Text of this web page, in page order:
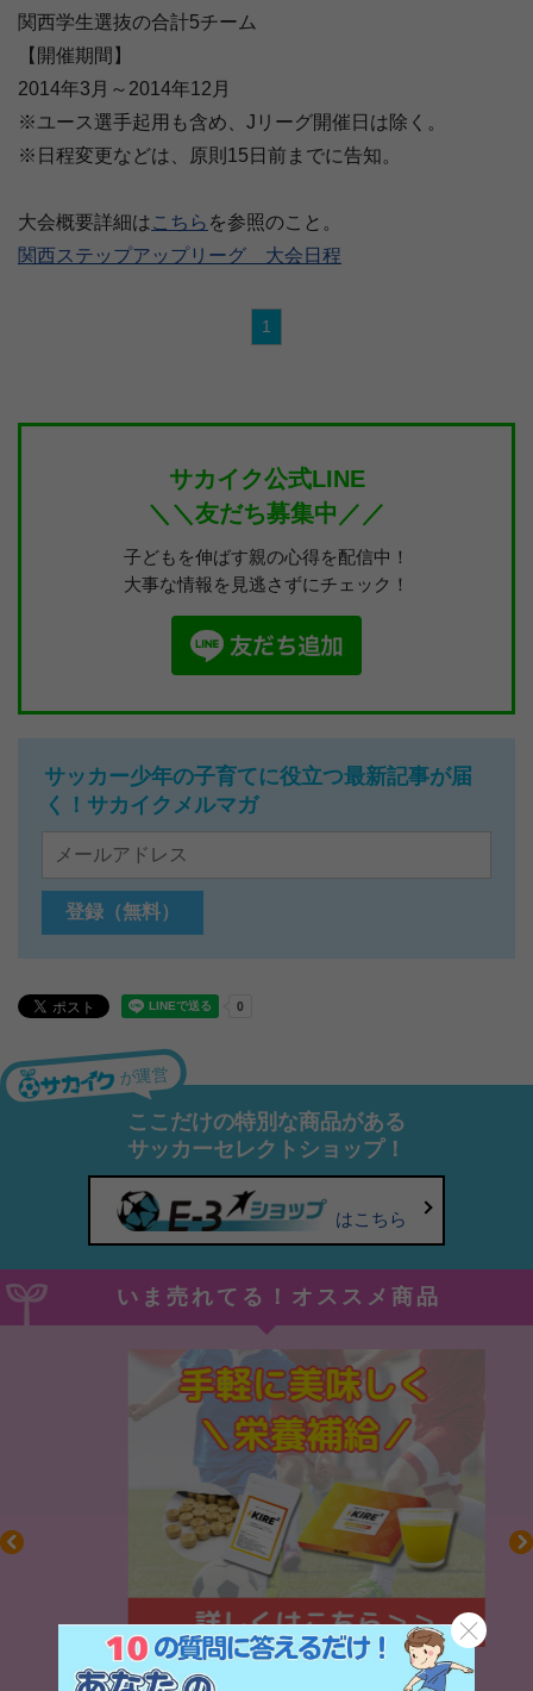
関西学生選抜の合計5チーム
【開催期間】
2014年3月～2014年12月
※ユース選手起用も含め、Jリーグ開催日は除く。
※日程変更などは、原則15日前までに告知。
大会概要詳細はこちら を参照のこと。
関西ステップアップリーグ 大会日程
1
サカイク公式LINE
＼＼友だち募集中／／
子どもを伸ばす親の心得を配信中！
大事な情報を見逃さずにチェック！
サッカー少年の子育てに役立つ最新記事が届
く！サカイクメルマガ
が運営
ここだけの特別な商品がある
サッカーセレクトショップ！
はこちら
いま売れてる！オススメ商品